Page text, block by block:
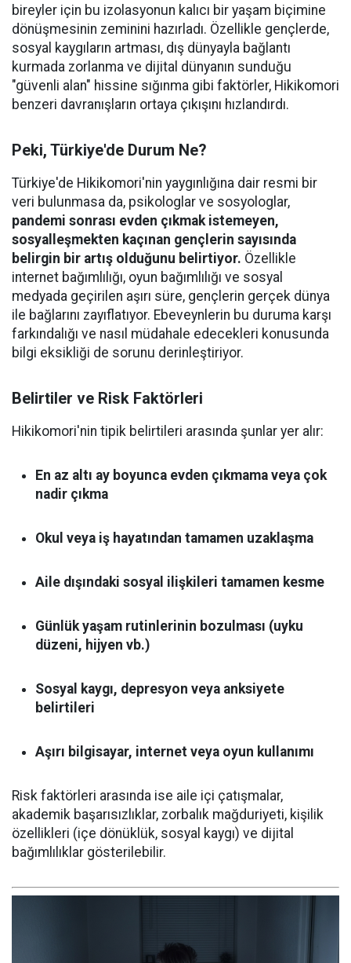
bireyler için bu izolasyonun kalıcı bir yaşam biçimine
dönüşmesinin zeminini hazırladı. Özellikle gençlerde,
sosyal kaygıların artması, dış dünyayla bağlantı
kurmada zorlanma ve dijital dünyanın sunduğu
"güvenli alan" hissine sığınma gibi faktörler, Hikikomori
benzeri davranışların ortaya çıkışını hızlandırdı.
Peki, Türkiye'de Durum Ne?
Türkiye'de Hikikomori'nin yaygınlığına dair resmi bir
veri bulunmasa da, psikologlar ve sosyologlar,
pandemi sonrası evden çıkmak istemeyen,
sosyalleşmekten kaçınan gençlerin sayısında
belirgin bir artış olduğunu belirtiyor. Özellikle
internet bağımlılığı, oyun bağımlılığı ve sosyal
medyada geçirilen aşırı süre, gençlerin gerçek dünya
ile bağlarını zayıflatıyor. Ebeveynlerin bu duruma karşı
farkındalığı ve nasıl müdahale edecekleri konusunda
bilgi eksikliği de sorunu derinleştiriyor.
Belirtiler ve Risk Faktörleri
Hikikomori'nin tipik belirtileri arasında şunlar yer alır:
En az altı ay boyunca evden çıkmama veya çok
nadir çıkma
Okul veya iş hayatından tamamen uzaklaşma
Aile dışındaki sosyal ilişkileri tamamen kesme
Günlük yaşam rutinlerinin bozulması (uyku
düzeni, hijyen vb.)
Sosyal kaygı, depresyon veya anksiyete
belirtileri
Aşırı bilgisayar, internet veya oyun kullanımı
Risk faktörleri arasında ise aile içi çatışmalar,
akademik başarısızlıklar, zorbalık mağduriyeti, kişilik
özellikleri (içe dönüklük, sosyal kaygı) ve dijital
bağımlılıklar gösterilebilir.